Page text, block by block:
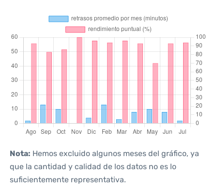
Nota: Hemos excluido algunos meses del gráfico, ya
que la cantidad y calidad de los datos no es lo
suficientemente representativa.